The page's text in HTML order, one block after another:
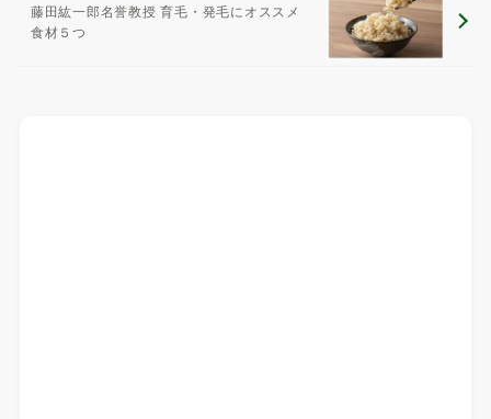
藤田紘一郎名誉教授 育毛・発毛にオススメ
食材５つ